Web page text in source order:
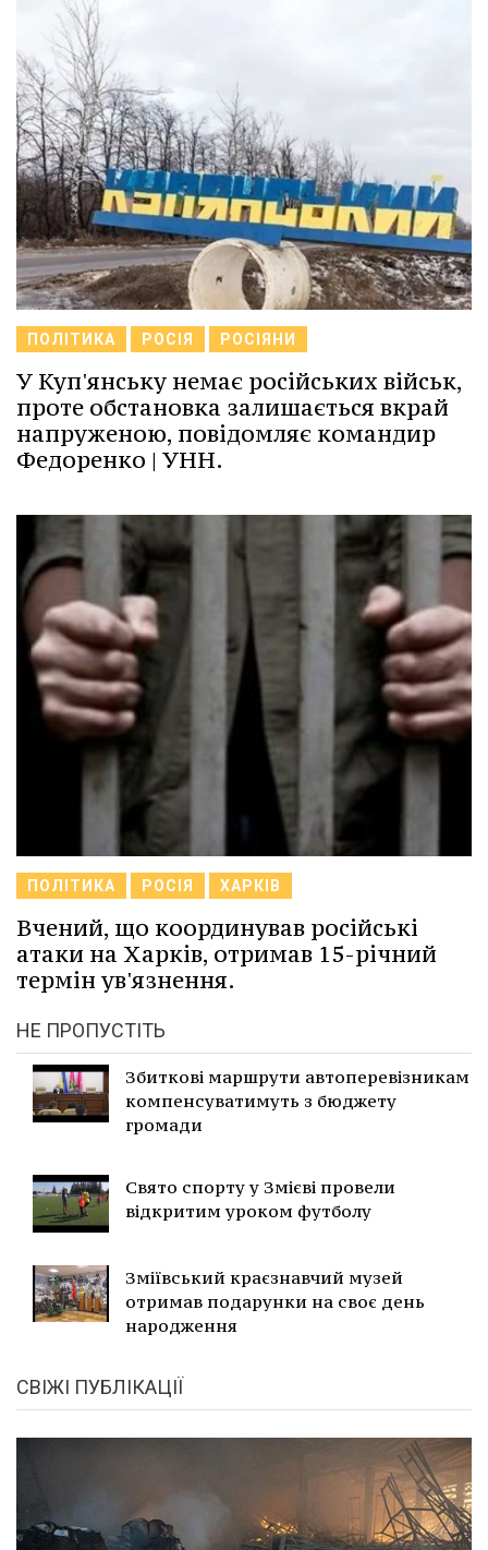
ПОЛІТИКА РОСІЯ РОСІЯНИ
У Куп'янську немає російських військ,
проте обстановка залишається вкрай
напруженою, повідомляє командир
Федоренко | УНН.
ПОЛІТИКА РОСІЯ ХАРКІВ
Вчений, що координував російські
атаки на Харків, отримав 15-річний
термін ув'язнення.
НЕ ПРОПУСТІТЬ
Збиткові маршрути автоперевізникам
компенсуватимуть з бюджету
громади
Свято спорту у Змієві провели
відкритим уроком футболу
Зміївський краєзнавчий музей
отримав подарунки на своє день
народження
СВІЖІ ПУБЛІКАЦІЇ